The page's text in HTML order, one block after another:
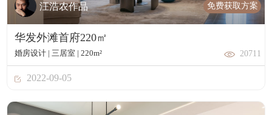
汪浩农作品 免费获取方案
华发外滩首府220㎡
婚房设计 | 三居室 | 220m² 20711
2022-09-05